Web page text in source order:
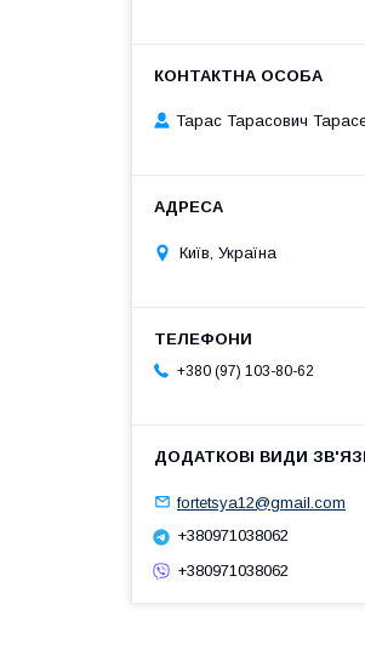
Тарас Тарасович
Київ, Україна
+380 (97) 103-80-62
fortetsya12@gmail.com
+380971038062
+380971038062